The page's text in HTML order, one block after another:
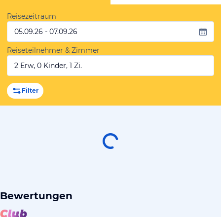
Reisezeitraum
05.09.26 - 07.09.26
Reiseteilnehmer & Zimmer
2 Erw, 0 Kinder, 1 Zi.
Filter
Bewertungen